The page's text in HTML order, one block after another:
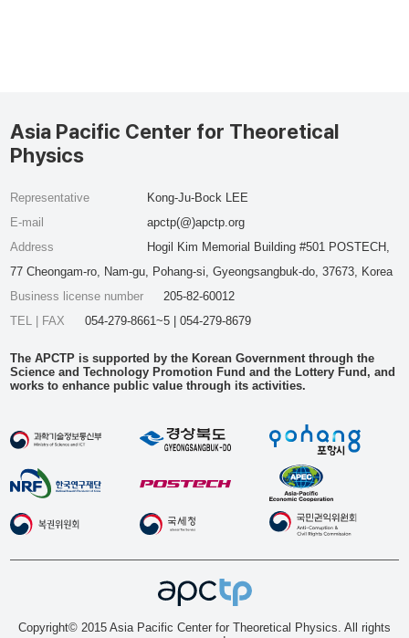
Asia Pacific Center for Theoretical
Physics
Representative
Kong-Ju-Bock LEE
E-mail
apctp(@)apctp.org
Address
Hogil Kim Memorial Building #501 POSTECH,
77 Cheongam-ro, Nam-gu, Pohang-si, Gyeongsangbuk-do, 37673, Korea
Business license number
205-82-60012
TEL | FAX
054-279-8661~5 | 054-279-8679
The APCTP is supported by the Korean Government through the
Science and Technology Promotion Fund and the Lottery Fund, and
works to enhance public value through its activities.
Copyright© 2015 Asia Pacific Center for Theoretical Physics. All rights